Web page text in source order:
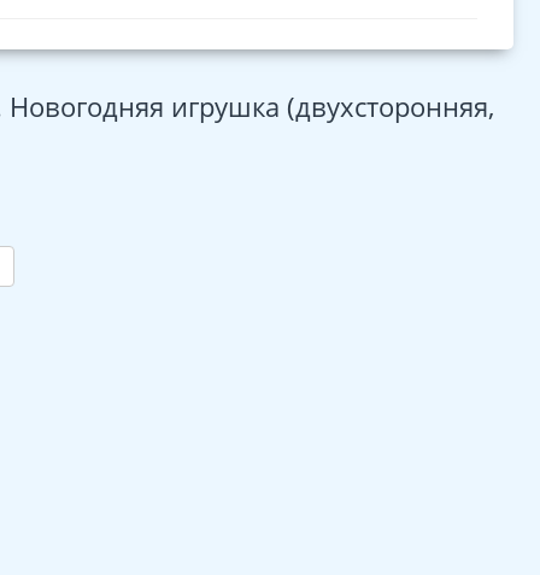
игрушка (двухсторонняя,